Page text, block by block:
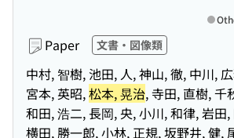
Paper 文書・図像類
中村, 智樹, 池田, 人, 神山, 徹, 中川,
宮本, 英昭,松本, 晃治, 寺田, 直樹, 千
和田, 浩二, 長岡, 央, 小川, 和律, 岩田
横田, 勝一郎, 小林, 正規, 坂野井, 健,